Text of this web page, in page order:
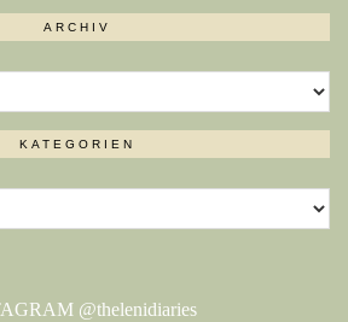
ARCHIV
KATEGORIEN
@thelenidiaries